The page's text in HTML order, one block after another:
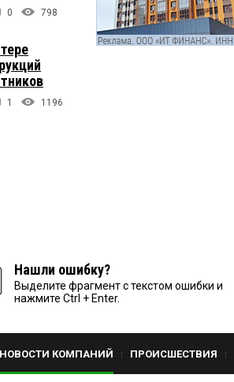
0 798
1 1196
Нашли ошибку?
Выделите фрагмент с текстом ошибки и
нажмите Ctrl + Enter.
НОВОСТИ КОМПАНИЙ ПРОИСШЕСТВИЯ